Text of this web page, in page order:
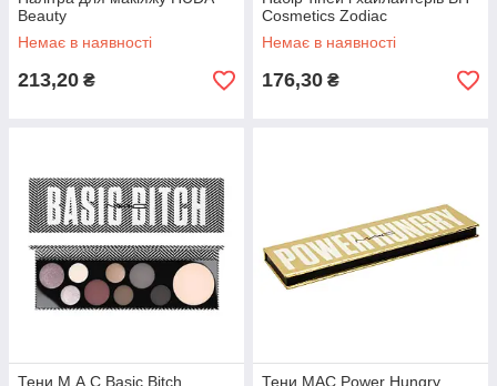
Beauty
Немає в наявності
213,20 ₴
Cosmetics Zodiac
Немає в наявності
176,30 ₴
Тени M.A.C Basic Bitch
Тени MAC Power Hungry